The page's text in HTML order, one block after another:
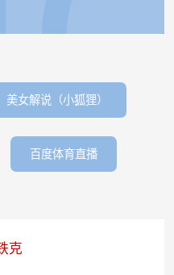
美女解说（小狐狸）
百度体育直播
克